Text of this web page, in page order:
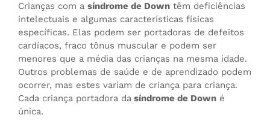
Crianças com a síndrome de Down têm deficiências
intelectuais e algumas características físicas
específicas. Elas podem ser portadoras de defeitos
cardíacos, fraco tônus muscular e podem ser
menores que a média das crianças na mesma idade.
Outros problemas de saúde e de aprendizado podem
ocorrer, mas estes variam de criança para criança.
Cada criança portadora da síndrome de Down é
única.